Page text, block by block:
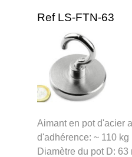
Ref LS-FTN-63
Aimant en pot d'acier
d'adhérence: ~ 110 kg
Diamètre du pot D: 63